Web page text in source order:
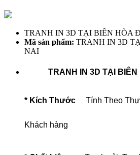
TRANH IN 3D TẠI BIÊN HÒA
Mã sản phẩm: TRANH IN 3D
NAI
TRANH IN 3D TẠI BIÊN
* Kích Thước Tính Theo
Khách hàng